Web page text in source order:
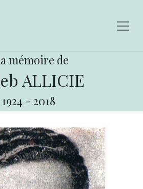
mémoire de
ALLICIE
1924 - 2018